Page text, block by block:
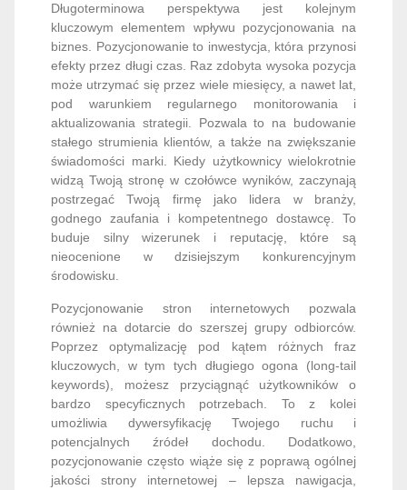
Długoterminowa perspektywa jest kolejnym
kluczowym elementem wpływu pozycjonowania na
biznes. Pozycjonowanie to inwestycja, która przynosi
efekty przez długi czas. Raz zdobyta wysoka pozycja
może utrzymać się przez wiele miesięcy, a nawet lat,
pod warunkiem regularnego monitorowania i
aktualizowania strategii. Pozwala to na budowanie
stałego strumienia klientów, a także na zwiększanie
świadomości marki. Kiedy użytkownicy wielokrotnie
widzą Twoją stronę w czołówce wyników, zaczynają
postrzegać Twoją firmę jako lidera w branży,
godnego zaufania i kompetentnego dostawcę. To
buduje silny wizerunek i reputację, które są
nieocenione w dzisiejszym konkurencyjnym
środowisku.
Pozycjonowanie stron internetowych pozwala
również na dotarcie do szerszej grupy odbiorców.
Poprzez optymalizację pod kątem różnych fraz
kluczowych, w tym tych długiego ogona (long-tail
keywords), możesz przyciągnąć użytkowników o
bardzo specyficznych potrzebach. To z kolei
umożliwia dywersyfikację Twojego ruchu i
potencjalnych źródeł dochodu. Dodatkowo,
pozycjonowanie często wiąże się z poprawą ogólnej
jakości strony internetowej – lepsza nawigacja,